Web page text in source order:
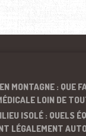
MONTAGNE : QUE
LOIN DE
ISOLÉ : QUELS
LÉGALEMENT